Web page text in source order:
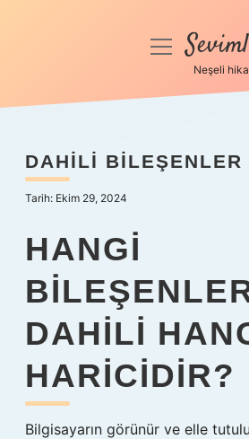
Anasayfa
Yasal Uyarı
menüyü
Neşeli
DAHILI BILEŞENLER
Tarih: Ekim 29, 2024
HANGI
DAHILI
HARICIDIR?
Bilgisayarın görünür ve elle